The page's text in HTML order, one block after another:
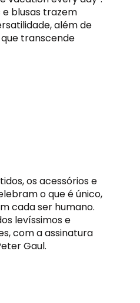
e blusas trazem
além de
transcende
os acessórios e
o que é único,
cada ser humano.
levíssimos e
com a assinatura
Gaul.